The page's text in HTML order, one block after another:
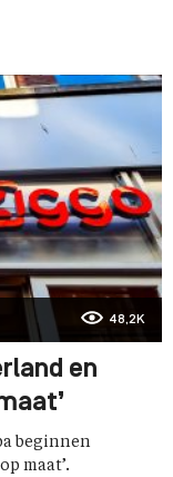
48,2K
en
beginnen
maat’.